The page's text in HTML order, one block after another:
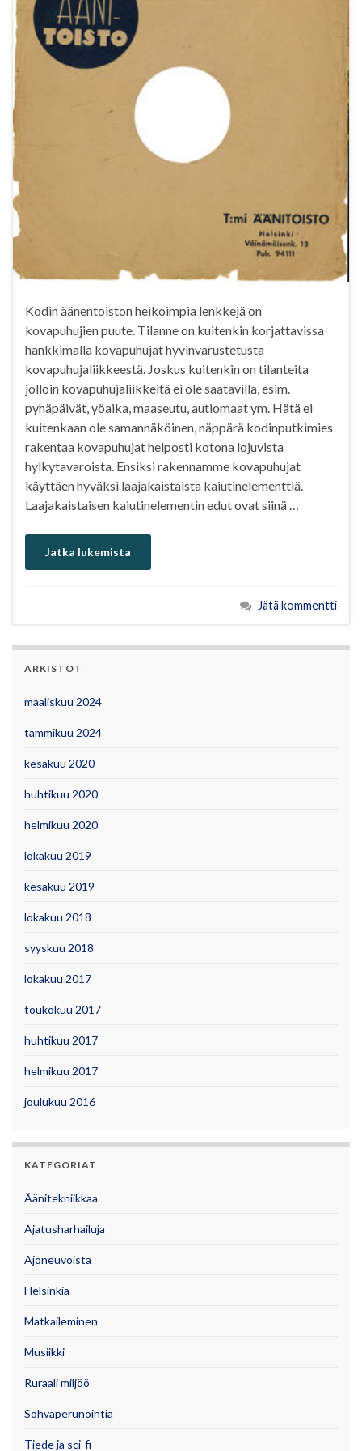
Kodin äänentoiston heikoimpia lenkkejä on
kovapuhujien puute. Tilanne on kuitenkin korjattavissa
hankkimalla kovapuhujat hyvinvarustetusta
kovapuhujaliikkeestä. Joskus kuitenkin on tilanteita
jolloin kovapuhujaliikkeitä ei ole saatavilla, esim.
pyhäpäivät, yöaika, maaseutu, autiomaat ym. Hätä ei
kuitenkaan ole samannäköinen, näppärä kodinputkimies
rakentaa kovapuhujat helposti kotona lojuvista
hylkytavaroista. Ensiksi rakennamme kovapuhujat
käyttäen hyväksi laajakaistaista kaiutinelementtiä.
Laajakaistaisen kaiutinelementin edut ovat siinä …
Jatka lukemista
Jätä kommentti
ARKISTOT
maaliskuu 2024
tammikuu 2024
kesäkuu 2020
huhtikuu 2020
helmikuu 2020
lokakuu 2019
kesäkuu 2019
lokakuu 2018
syyskuu 2018
lokakuu 2017
toukokuu 2017
huhtikuu 2017
helmikuu 2017
joulukuu 2016
KATEGORIAT
Äänitekniikkaa
Ajatusharhailuja
Ajoneuvoista
Helsinkiä
Matkaileminen
Musiikki
Ruraali miljöö
Sohvaperunointia
Tiede ja sci-fi